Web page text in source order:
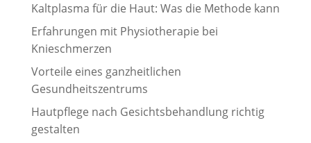
Kaltplasma für die Haut: Was die Methode kann
Erfahrungen mit Physiotherapie bei
Knieschmerzen
Vorteile eines ganzheitlichen
Gesundheitszentrums
Hautpflege nach Gesichtsbehandlung richtig
gestalten